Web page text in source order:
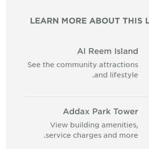
LEARN MORE ABOUT THIS
Al Reem Island
See the community attractions
and lifestyle.
Addax Park Tower
View building amenities,
service charges and more.